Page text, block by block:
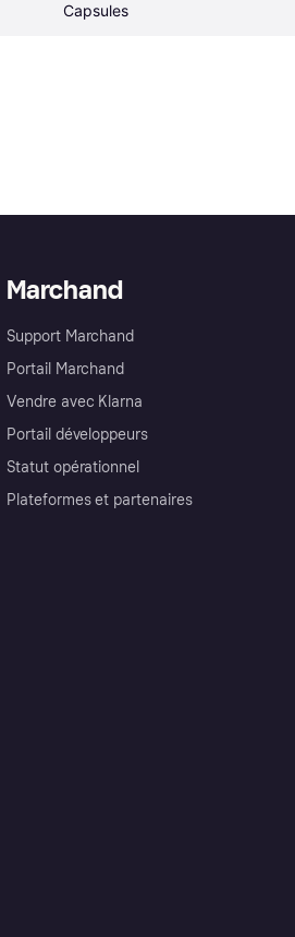
Capsules
Marchand
Support Marchand
Portail Marchand
Vendre avec Klarna
Portail développeurs
Statut opérationnel
Plateformes et partenaires